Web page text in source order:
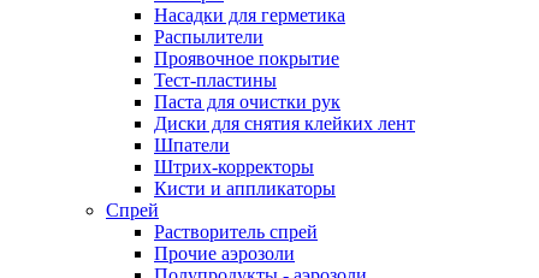
Насадки для герметика
Распылители
Проявочное покрытие
Тест-пластины
Паста для очистки рук
Диски для снятия клейких лент
Шпатели
Штрих-корректоры
Кисти и аппликаторы
Спрей
Растворитель спрей
Прочие аэрозоли